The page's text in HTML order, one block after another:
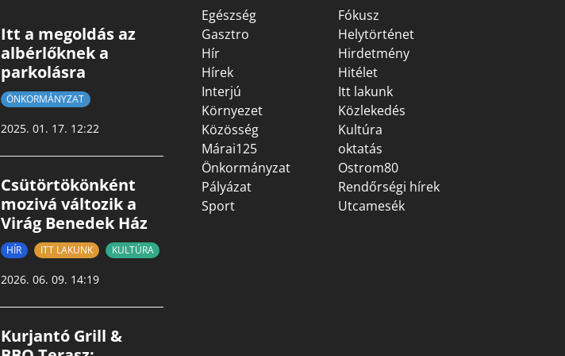
Itt a megoldás az
albérlőknek a
parkolásra
ÖNKORMÁNYZAT
2025. 01. 17. 12:22
Csütörtökönként
mozivá változik a
Virág Benedek Ház
HÍR ITT LAKUNK KULTÚRA
2026. 06. 09. 14:19
Kurjantó Grill &
Egészség
Fókusz
Gasztro
Helytörténet
Hír
Hirdetmény
Hírek
Hitélet
Interjú
Itt lakunk
Környezet
Közlekedés
Közösség
Kultúra
Márai125
oktatás
Önkormányzat
Ostrom80
Pályázat
Rendőrségi hírek
Sport
Utcamesék